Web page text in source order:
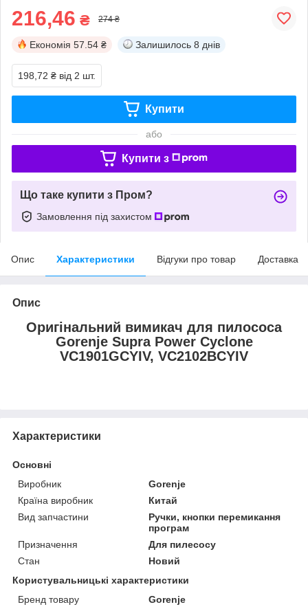
216,46 ₴ 274 ₴
Економія 57.54 ₴ Залишилось 8 днів
198,72 ₴ від 2 шт.
Купити
або
Купити з
Що таке купити з Пром?
Замовлення під захистом
Опис Характеристики Відгуки про товар Доставка
Опис
Оригінальний вимикач для пилососа
Gorenje Supra Power Cyclone
VC1901GCYIV, VC2102BCYIV
Характеристики
Основні
Виробник
Gorenje
Країна виробник
Китай
Вид запчастини
Ручки, кнопки перемикання
програм
Призначення
Для пилесосу
Стан
Новий
Користувальницькі характеристики
Бренд товару
Gorenje